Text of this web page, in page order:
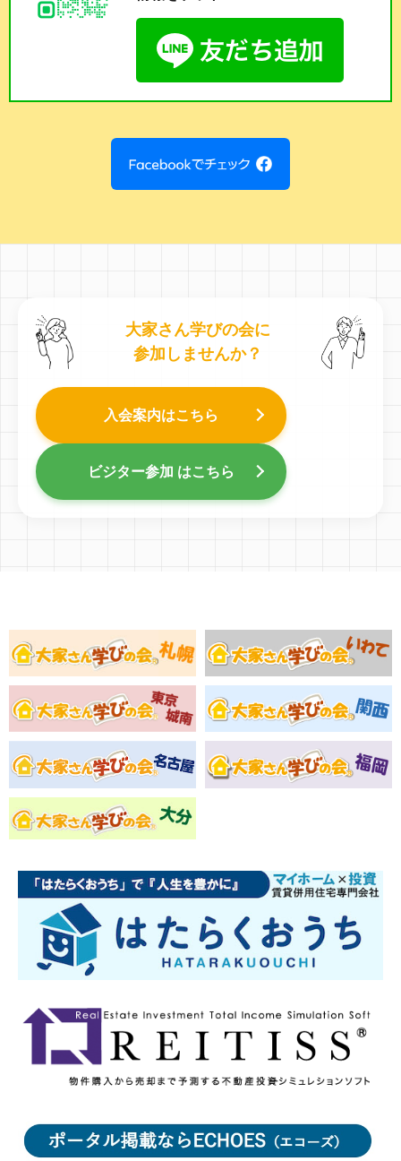
大家さん学びの会に
参加しませんか？
入会案内はこちら
ビジター参加 はこちら